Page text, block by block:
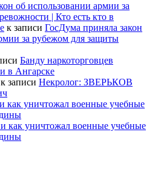
об использовании армии за
| Кто есть кто в
к записи ГосДума приняла закон
за рубежом для защиты
Банду наркоторговцев
в Ангарске
к записи Некролог: ЗВЕРЬКОВ
как уничтожал военные учебные
как уничтожал военные учебные